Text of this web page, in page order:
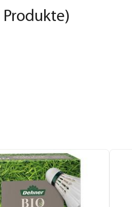
Produkte)